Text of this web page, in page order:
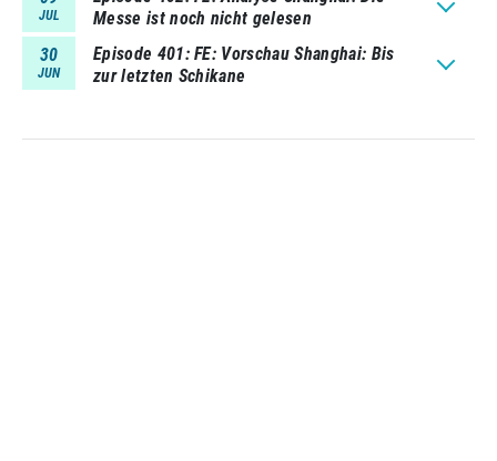
JUL
Messe ist noch nicht gelesen
30
JUN
Episode 401 FE: Vorschau Shanghai: Bis
zur letzten Schikane